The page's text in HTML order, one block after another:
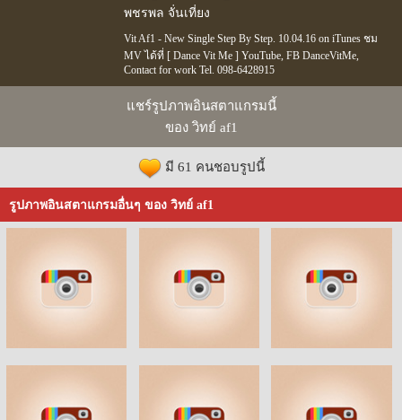
พชรพล จั่นเที่ยง
Vit Af1 - New Single Step By Step. 10.04.16 on iTunes ชม
MV ได้ที่ [ Dance Vit Me ] YouTube, FB DanceVitMe,
Contact for work Tel. 098-6428915
แชร์รูปภาพอินสตาแกรมนี้
ของ วิทย์ af1
มี 61 คนชอบรูปนี้
รูปภาพอินสตาแกรมอื่นๆ ของ วิทย์ af1